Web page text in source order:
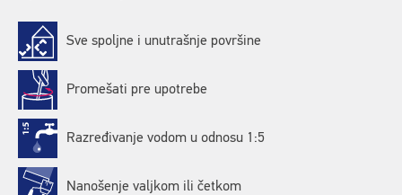
Sve spoljne i unutrašnje površine
Promešati pre upotrebe
Razređivanje vodom u odnosu 1:5
Nanošenje valjkom ili četkom